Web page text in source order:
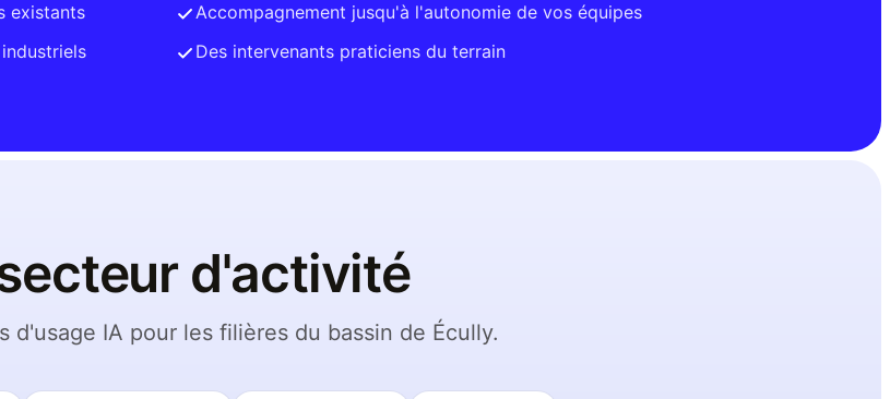
existants
Accompagnement jusqu'à l'autonomie de vos équipes
Des intervenants praticiens du terrain
d'activité
d'usage IA pour les filières du bassin de Écully.